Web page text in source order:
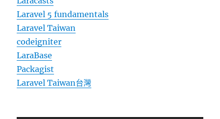
Laravel 5 fundamentals
Laravel Taiwan
codeigniter
LaraBase
Packagist
Laravel Taiwan台灣